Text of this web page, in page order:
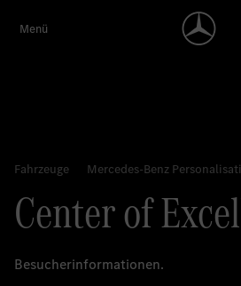
Center of
Besucherinformationen.